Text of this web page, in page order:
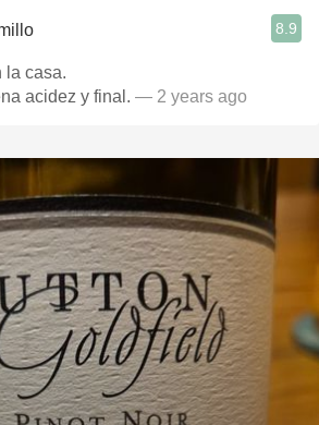
8.9
la casa.
acidez y final. — 2 years ago